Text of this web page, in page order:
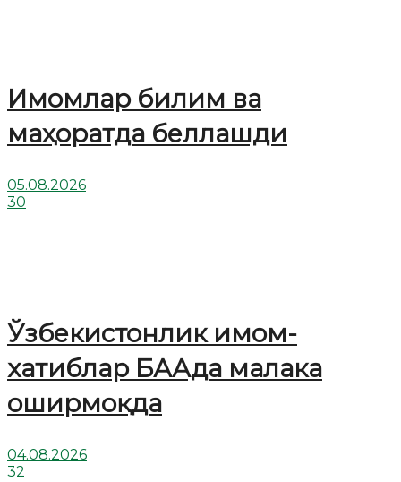
Имомлар билим ва
маҳоратда беллашди
05.08.2026
30
Ўзбекистонлик имом-
хатиблар БААда малака
оширмоқда
04.08.2026
32